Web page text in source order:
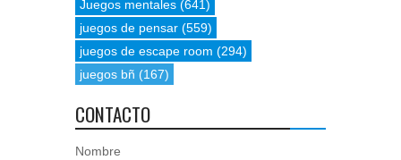
Juegos mentales (641)
juegos de pensar (559)
juegos de escape room (294)
juegos bñ (167)
CONTACTO
Nombre